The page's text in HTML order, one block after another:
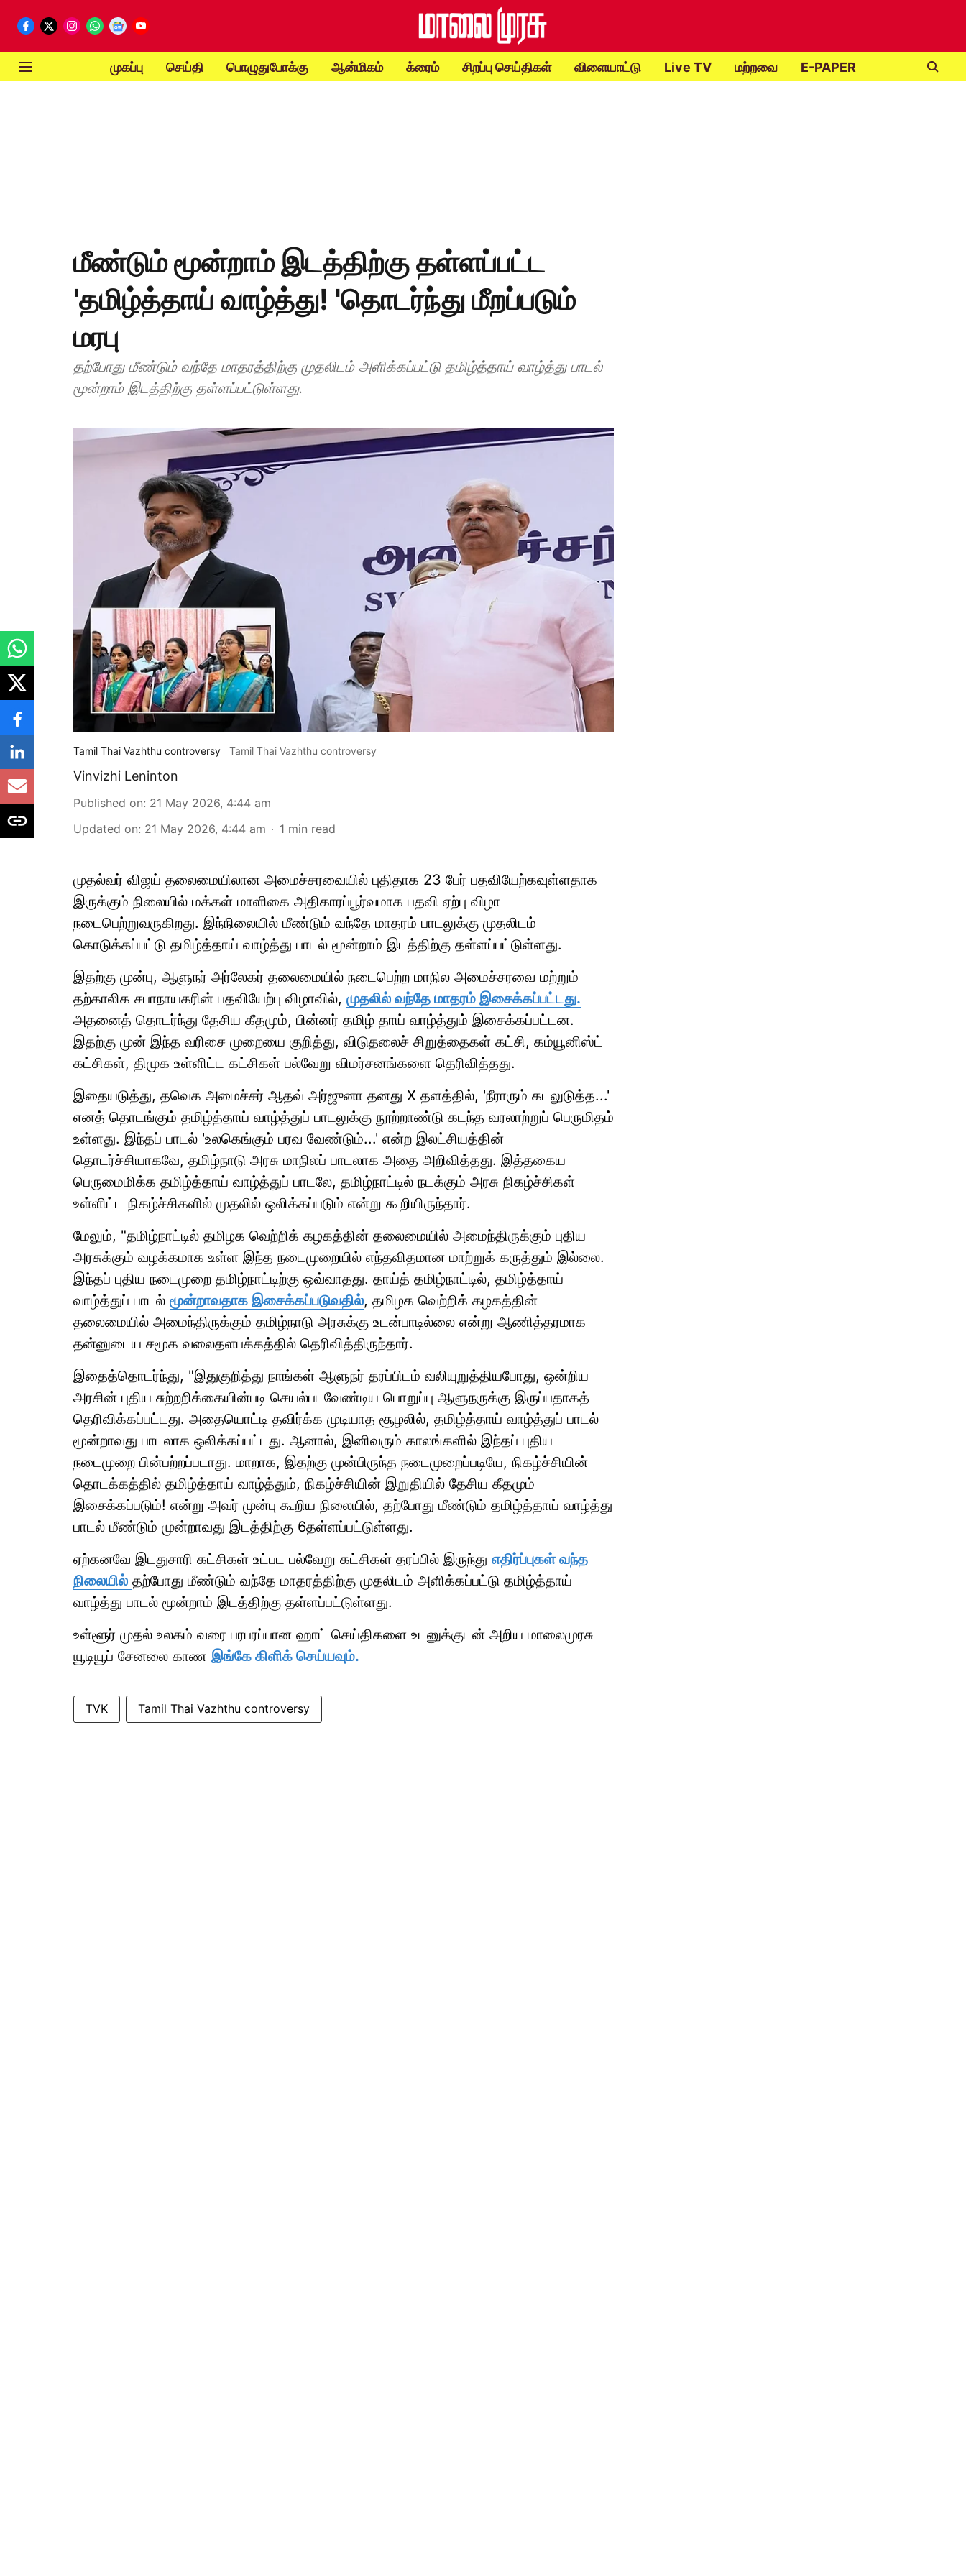
முகப்பு செய்தி பொழுதுபோக்கு ஆன்மிகம் க்ரைம் சிறப்பு செய்திகள் விளையாட்டு Live TV மற்றவை E-PAPER
மீண்டும் மூன்றாம் இடத்திற்கு தள்ளப்பட்ட
'தமிழ்த்தாய் வாழ்த்து! 'தொடர்ந்து மீறப்படும்
மரபு
தற்போது மீண்டும் வந்தே மாதரத்திற்கு முதலிடம் அளிக்கப்பட்டு தமிழ்த்தாய் வாழ்த்து பாடல்
மூன்றாம் இடத்திற்கு தள்ளப்பட்டுள்ளது.
Tamil Thai Vazhthu controversy Tamil Thai Vazhthu controversy
Vinvizhi Leninton
Published on: 21 May 2026, 4:44 am
Updated on: 21 May 2026, 4:44 am 1 min read
முதல்வர் விஜய் தலைமையிலான அமைச்சரவையில் புதிதாக 23 பேர் பதவியேற்கவுள்ளதாக
இருக்கும் நிலையில் மக்கள் மாளிகை அதிகாரப்பூர்வமாக பதவி ஏற்பு விழா
நடைபெற்றுவருகிறது. இந்நிலையில் மீண்டும் வந்தே மாதரம் பாடலுக்கு முதலிடம்
கொடுக்கப்பட்டு தமிழ்த்தாய் வாழ்த்து பாடல் மூன்றாம் இடத்திற்கு தள்ளப்பட்டுள்ளது.
இதற்கு முன்பு, ஆளுநர் அர்லேகர் தலைமையில் நடைபெற்ற மாநில அமைச்சரவை மற்றும்
தற்காலிக சபாநாயகரின் பதவியேற்பு விழாவில், முதலில் வந்தே மாதரம் இசைக்கப்பட்டது.
அதனைத் தொடர்ந்து தேசிய கீதமும், பின்னர் தமிழ் தாய் வாழ்த்தும் இசைக்கப்பட்டன.
இதற்கு முன் இந்த வரிசை முறையை குறித்து, விடுதலைச் சிறுத்தைகள் கட்சி, கம்யூனிஸ்ட்
கட்சிகள், திமுக உள்ளிட்ட கட்சிகள் பல்வேறு விமர்சனங்களை தெரிவித்தது.
இதையடுத்து, தவெக அமைச்சர் ஆதவ் அர்ஜுனா தனது X தளத்தில், 'நீராரும் கடலுடுத்த...'
எனத் தொடங்கும் தமிழ்த்தாய் வாழ்த்துப் பாடலுக்கு நூற்றாண்டு கடந்த வரலாற்றுப் பெருமிதம்
உள்ளது. இந்தப் பாடல் 'உலகெங்கும் பரவ வேண்டும்...' என்ற இலட்சியத்தின்
தொடர்ச்சியாகவே, தமிழ்நாடு அரசு மாநிலப் பாடலாக அதை அறிவித்தது. இத்தகைய
பெருமைமிக்க தமிழ்த்தாய் வாழ்த்துப் பாடலே, தமிழ்நாட்டில் நடக்கும் அரசு நிகழ்ச்சிகள்
உள்ளிட்ட நிகழ்ச்சிகளில் முதலில் ஒலிக்கப்படும் என்று கூறியிருந்தார்.
மேலும், "தமிழ்நாட்டில் தமிழக வெற்றிக் கழகத்தின் தலைமையில் அமைந்திருக்கும் புதிய
அரசுக்கும் வழக்கமாக உள்ள இந்த நடைமுறையில் எந்தவிதமான மாற்றுக் கருத்தும் இல்லை.
இந்தப் புதிய நடைமுறை தமிழ்நாட்டிற்கு ஒவ்வாதது. தாய்த் தமிழ்நாட்டில், தமிழ்த்தாய்
வாழ்த்துப் பாடல் மூன்றாவதாக இசைக்கப்படுவதில், தமிழக வெற்றிக் கழகத்தின்
தலைமையில் அமைந்திருக்கும் தமிழ்நாடு அரசுக்கு உடன்பாடில்லை என்று ஆணித்தரமாக
தன்னுடைய சமூக வலைதளபக்கத்தில் தெரிவித்திருந்தார்.
இதைத்தொடர்ந்து, "இதுகுறித்து நாங்கள் ஆளுநர் தரப்பிடம் வலியுறுத்தியபோது, ஒன்றிய
அரசின் புதிய சுற்றறிக்கையின்படி செயல்படவேண்டிய பொறுப்பு ஆளுநருக்கு இருப்பதாகத்
தெரிவிக்கப்பட்டது. அதையொட்டி தவிர்க்க முடியாத சூழலில், தமிழ்த்தாய் வாழ்த்துப் பாடல்
மூன்றாவது பாடலாக ஒலிக்கப்பட்டது. ஆனால், இனிவரும் காலங்களில் இந்தப் புதிய
நடைமுறை பின்பற்றப்படாது. மாறாக, இதற்கு முன்பிருந்த நடைமுறைப்படியே, நிகழ்ச்சியின்
தொடக்கத்தில் தமிழ்த்தாய் வாழ்த்தும், நிகழ்ச்சியின் இறுதியில் தேசிய கீதமும்
இசைக்கப்படும்! என்று அவர் முன்பு கூறிய நிலையில், தற்போது மீண்டும் தமிழ்த்தாய் வாழ்த்து
பாடல் மீண்டும் முன்றாவது இடத்திற்கு 6தள்ளப்பட்டுள்ளது.
ஏற்கனவே இடதுசாரி கட்சிகள் உட்பட பல்வேறு கட்சிகள் தரப்பில் இருந்து எதிர்ப்புகள் வந்த
நிலையில் தற்போது மீண்டும் வந்தே மாதரத்திற்கு முதலிடம் அளிக்கப்பட்டு தமிழ்த்தாய்
வாழ்த்து பாடல் மூன்றாம் இடத்திற்கு தள்ளப்பட்டுள்ளது.
உள்ளூர் முதல் உலகம் வரை பரபரப்பான ஹாட் செய்திகளை உடனுக்குடன் அறிய மாலைமுரசு
யூடியூப் சேனலை காண இங்கே கிளிக் செய்யவும்.
TVK Tamil Thai Vazhthu controversy